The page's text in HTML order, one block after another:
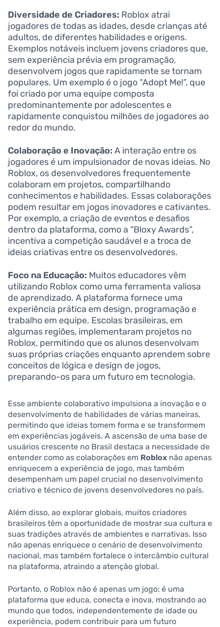
Diversidade de Criadores: Roblox atrai
jogadores de todas as idades, desde crianças até
adultos, de diferentes habilidades e origens.
Exemplos notáveis incluem jovens criadores que,
sem experiência prévia em programação,
desenvolvem jogos que rapidamente se tornam
populares. Um exemplo é o jogo “Adopt Me!”, que
foi criado por uma equipe composta
predominantemente por adolescentes e
rapidamente conquistou milhões de jogadores ao
redor do mundo.
Colaboração e Inovação: A interação entre os
jogadores é um impulsionador de novas ideias. No
Roblox, os desenvolvedores frequentemente
colaboram em projetos, compartilhando
conhecimentos e habilidades. Essas colaborações
podem resultar em jogos inovadores e cativantes.
Por exemplo, a criação de eventos e desafios
dentro da plataforma, como a “Bloxy Awards”,
incentiva a competição saudável e a troca de
ideias criativas entre os desenvolvedores.
Foco na Educação: Muitos educadores vêm
utilizando Roblox como uma ferramenta valiosa
de aprendizado. A plataforma fornece uma
experiência prática em design, programação e
trabalho em equipe. Escolas brasileiras, em
algumas regiões, implementaram projetos no
Roblox, permitindo que os alunos desenvolvam
suas próprias criações enquanto aprendem sobre
conceitos de lógica e design de jogos,
preparando-os para um futuro em tecnologia.
Esse ambiente colaborativo impulsiona a inovação e o
desenvolvimento de habilidades de várias maneiras,
permitindo que ideias tomem forma e se transformem
em experiências jogáveis. A ascensão de uma base de
usuários crescente no Brasil destaca a necessidade de
entender como as colaborações em Roblox não apenas
enriquecem a experiência de jogo, mas também
desempenham um papel crucial no desenvolvimento
criativo e técnico de jovens desenvolvedores no país.
Além disso, ao explorar globais, muitos criadores
brasileiros têm a oportunidade de mostrar sua cultura e
suas tradições através de ambientes e narrativas. Isso
não apenas enriquece o cenário de desenvolvimento
nacional, mas também fortalece o intercâmbio cultural
na plataforma, atraindo a atenção global.
Portanto, o Roblox não é apenas um jogo; é uma
plataforma que educa, conecta e inova, mostrando ao
mundo que todos, independentemente de idade ou
experiência, podem contribuir para um futuro